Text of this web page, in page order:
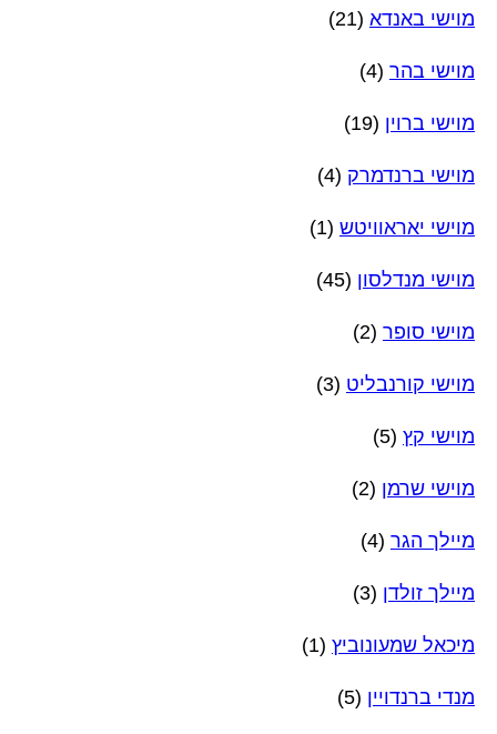
מוישי באנדא (21)
מוישי בהר (4)
מוישי ברוין (19)
מוישי ברנדמרק (4)
מוישי יאראוויטש (1)
מוישי מנדלסון (45)
מוישי סופר (2)
מוישי קורנבליט (3)
מוישי קץ (5)
מוישי שרמן (2)
מיילך הגר (4)
מיילך זולדן (3)
מיכאל שמעונוביץ (1)
מנדי ברנדויין (5)